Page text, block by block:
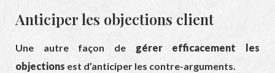
Anticiper les objections client
Une autre façon de gérer efficacement les
objections est d’anticiper les contre-arguments.